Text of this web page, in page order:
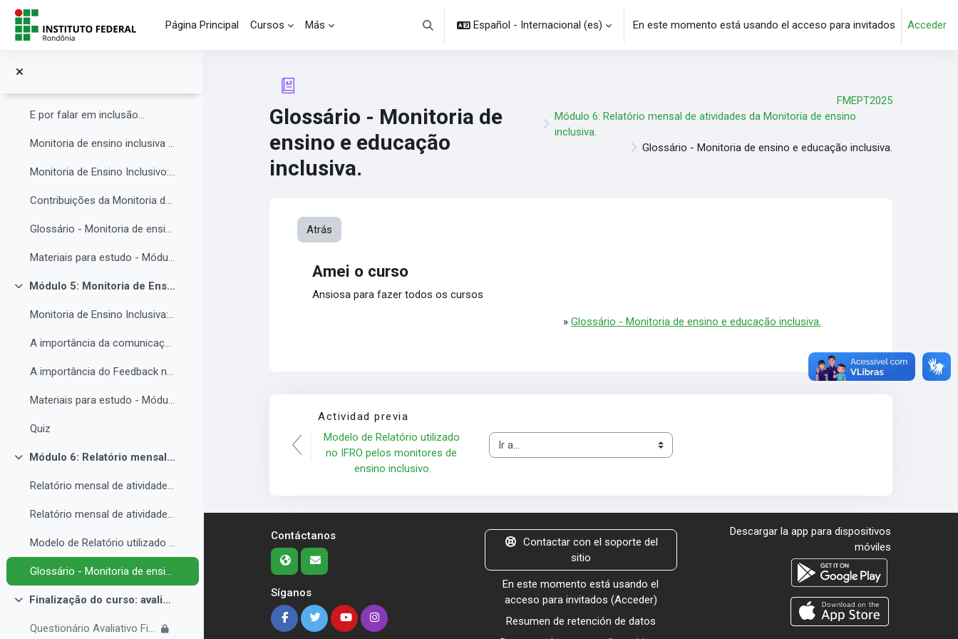
Salta al contenido principal
Página Principal
Cursos Más
Selector de búsqueda de entrada
Español - Internacional ‎(es)‎ En este momento está usando el acceso para invitados Acceder
Materiais para estudo complementar - Módulo 3.
Colapsar
E por falar em inclusão...
Monitoria de ensino inclusiva junto a estudante com Necessidades Educacionais Específicas - NEE no contexto da Educação Profissional e Tecnológica.
Monitoria de Ensino Inclusivo: Conceitos e Objetivos.
Contribuições da Monitoria de ensino inclusiva para o estudante com Necessidades Educacionais Específicas.
Glossário - Monitoria de ensino e educação inclusiva.
Materiais para estudo - Módulo 4.
Colapsar
Módulo 5: Monitoria de Ensino Inclusiva, comunicação e feedback.
Monitoria de Ensino Inclusiva: comunicação e feedback.
A importância da comunicação entre o(a) monitor(a) e o estudantes PNE.
A importância do Feedback na monitoria de ensino inclusiva.
Materiais para estudo - Módulo 5.
Quiz
Colapsar
Módulo 6: Relatório mensal de atividades da Monitoria de ensino inclusiva.
Relatório mensal de atividades da Monitoria de ensino inclusiva.
Relatório mensal de atividades da Monitoria de ensino inclusiva.
Modelo de Relatório utilizado no IFRO pelos monitores de ensino inclusivo.
Glossário - Monitoria de ensino e educação inclusiva.
Colapsar
Finalização do curso: avaliações e certificado.
Questionário Avaliativo Final
Glossário - Monitoria de
ensino e educação
inclusiva.
FMEPT2025
Módulo 6: Relatório mensal de atividades da Monitoria de ensino
inclusiva.
Glossário - Monitoria de ensino e educação inclusiva.
Atrás
Amei o curso
Ansiosa para fazer todos os cursos
»Glossário - Monitoria de ensino e educação inclusiva.
Actividad previa
Modelo de Relatório utilizado
no IFRO pelos monitores de
ensino inclusivo.
Ir a...
Contáctanos
Síganos
Contactar con el soporte del
sitio
En este momento está usando el
acceso para invitados (Acceder)
Resumen de retención de datos
Descargar la app para dispositivos
móviles